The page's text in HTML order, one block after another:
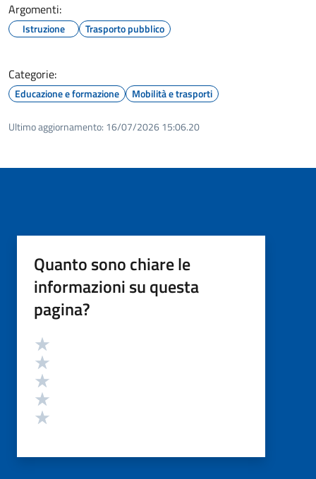
Argomenti:
Istruzione Trasporto pubblico
Categorie:
Educazione e formazione Mobilità e trasporti
Ultimo aggiornamento: 16/07/2026 15:06.20
Quanto sono chiare le
informazioni su questa
pagina?
Valutazione